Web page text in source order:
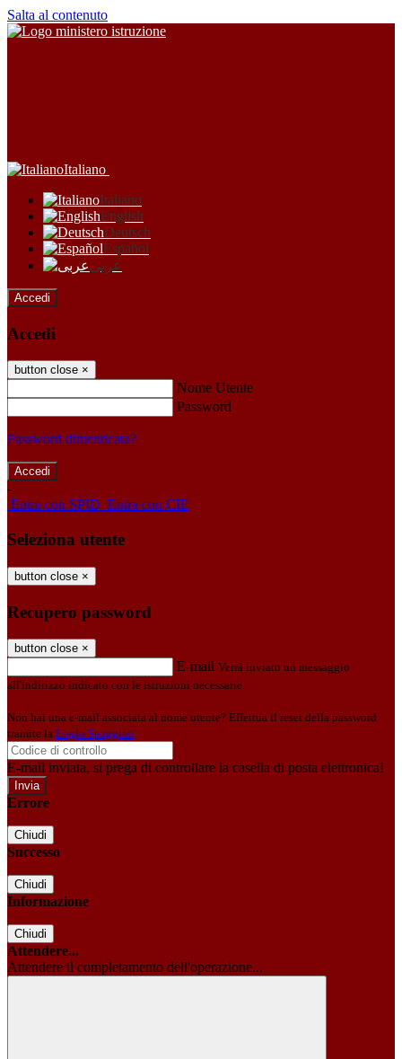
Salta al contenuto
Italiano
Italiano
English
Deutsch
Español
عربى
Accedi
Accedi
button close ×
Nome Utente
Password
Password dimenticata?
-
Entra con SPID Entra con CIE
Seleziona utente
button close ×
Recupero password
button close ×
E-mail Verrà inviato un messaggio
all'indirizzo indicato con le istruzioni necessarie.
Non hai una e-mail associata al nome utente? Effettua il reset della password
tramite la Login Spaggiari
E-mail inviata, si prega di controllare la casella di posta elettronica!
Errore
Chiudi
Successo
Chiudi
Informazione
Chiudi
Attendere...
Attendere il completamento dell'operazione...